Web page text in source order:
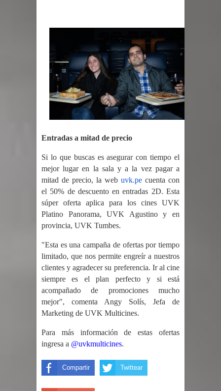
Entradas a mitad de precio
Si lo que buscas es asegurar con tiempo el
mejor lugar en la sala y a la vez pagar a
mitad de precio, la web uvk.pe cuenta con
el 50% de descuento en entradas 2D. Esta
súper oferta aplica para los cines UVK
Platino Panorama, UVK Agustino y en
provincia, UVK Tumbes.
"Esta es una campaña de ofertas por tiempo
limitado, que nos permite engreír a nuestros
clientes y agradecer su preferencia. Ir al cine
siempre es el plan perfecto y si está
acompañado de promociones mucho
mejor", comenta Angy Solís, Jefa de
Marketing de UVK Multicines.
Para más información de estas ofertas
ingresa a @uvkmulticines.
Compartir Twittear